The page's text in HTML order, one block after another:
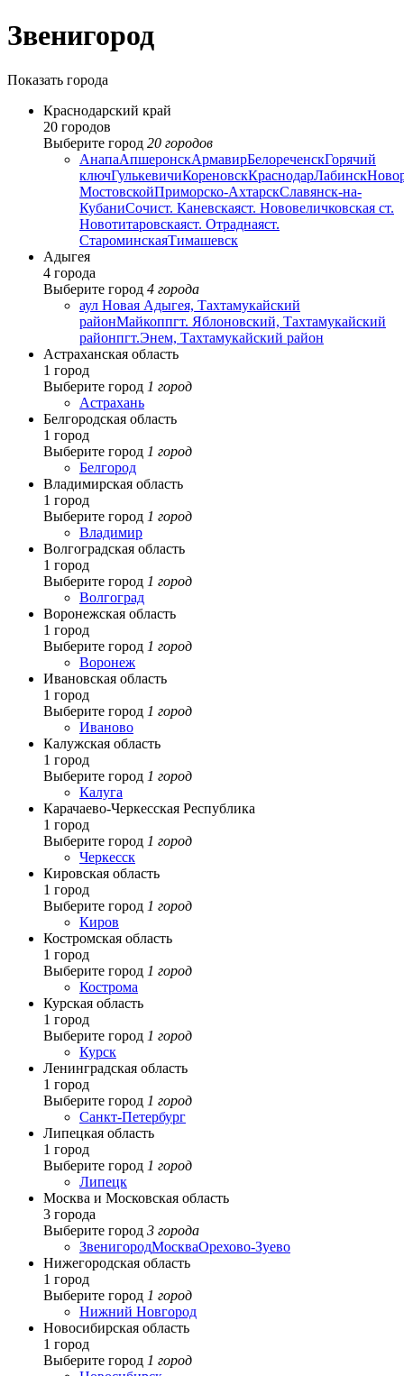
Звенигород
Показать города
Краснодарский край
20 городов
Выберите город 20 городов
АнапаАпшеронскАрмавирБелореченскГорячий
ключГулькевичиКореновскКраснодарЛабинск
МостовскойПриморско-АхтарскСлавянск-на-
КубаниСочист. Каневскаяст. Нововеличковская ст.
Новотитаровскаяст. Отраднаяст.
СтароминскаяТимашевск
Адыгея
4 города
Выберите город 4 города
аул Новая Адыгея, Тахтамукайский
районМайкоппгт. Яблоновский, Тахтамукайский
районпгт.Энем, Тахтамукайский район
Астраханская область
1 город
Выберите город 1 город
Астрахань
Белгородская область
1 город
Выберите город 1 город
Белгород
Владимирская область
1 город
Выберите город 1 город
Владимир
Волгоградская область
1 город
Выберите город 1 город
Волгоград
Воронежская область
1 город
Выберите город 1 город
Воронеж
Ивановская область
1 город
Выберите город 1 город
Иваново
Калужская область
1 город
Выберите город 1 город
Калуга
Карачаево-Черкесская Республика
1 город
Выберите город 1 город
Черкесск
Кировская область
1 город
Выберите город 1 город
Киров
Костромская область
1 город
Выберите город 1 город
Кострома
Курская область
1 город
Выберите город 1 город
Курск
Ленинградская область
1 город
Выберите город 1 город
Санкт-Петербург
Липецкая область
1 город
Выберите город 1 город
Липецк
Москва и Московская область
3 города
Выберите город 3 города
ЗвенигородМоскваОрехово-Зуево
Нижегородская область
1 город
Выберите город 1 город
Нижний Новгород
Новосибирская область
1 город
Выберите город 1 город